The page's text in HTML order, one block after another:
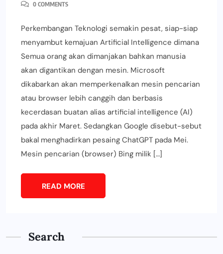
0 COMMENTS
Perkembangan Teknologi semakin pesat, siap-siap
menyambut kemajuan Artificial Intelligence dimana
Semua orang akan dimanjakan bahkan manusia
akan digantikan dengan mesin. Microsoft
dikabarkan akan memperkenalkan mesin pencarian
atau browser lebih canggih dan berbasis
kecerdasan buatan alias artificial intelligence (AI)
pada akhir Maret. Sedangkan Google disebut-sebut
bakal menghadirkan pesaing ChatGPT pada Mei.
Mesin pencarian (browser) Bing milik […]
READ MORE
Search